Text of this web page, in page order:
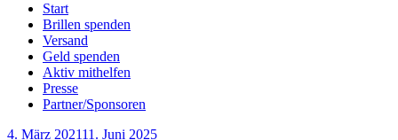
Start
Brillen spenden
Versand
Geld spenden
Aktiv mithelfen
Presse
Partner/Sponsoren
Veröffentlicht
4. März 202111. Juni 2025